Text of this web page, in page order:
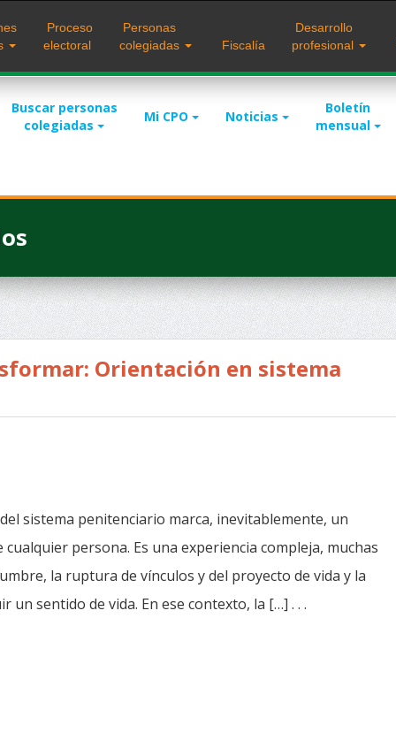
Proceso
electoral
Personas
colegiadas
Fiscalía
Desarrollo
profesional
Buscar personas
colegiadas
Mi CPO Noticias
Boletín
mensual
Orientación en sistema
sistema penitenciario marca, inevitablemente, un
persona. Es una experiencia compleja, muchas
la ruptura de vínculos y del proyecto de vida y la
un sentido de vida. En ese contexto, la […] . . .